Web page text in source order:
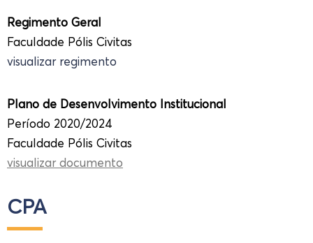
Regimento Geral
Faculdade Pólis Civitas
visualizar regimento
Plano de Desenvolvimento Institucional
Período 2020/2024
Faculdade Pólis Civitas
visualizar documento
CPA